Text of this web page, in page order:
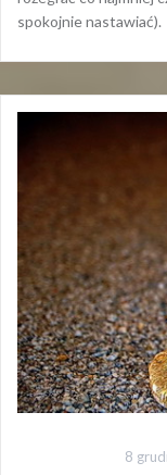
spokojnie nastawiać).
8